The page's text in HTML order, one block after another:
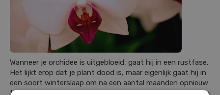
Wanneer je orchidee is uitgebloeid, gaat hij in een rustfase.
Het lijkt erop dat je plant dood is, maar eigenlijk gaat hij in
een soort winterslaap om na een aantal maanden opnieuw